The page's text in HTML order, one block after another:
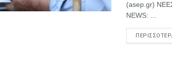
(asep.gr)
NEWS: ...